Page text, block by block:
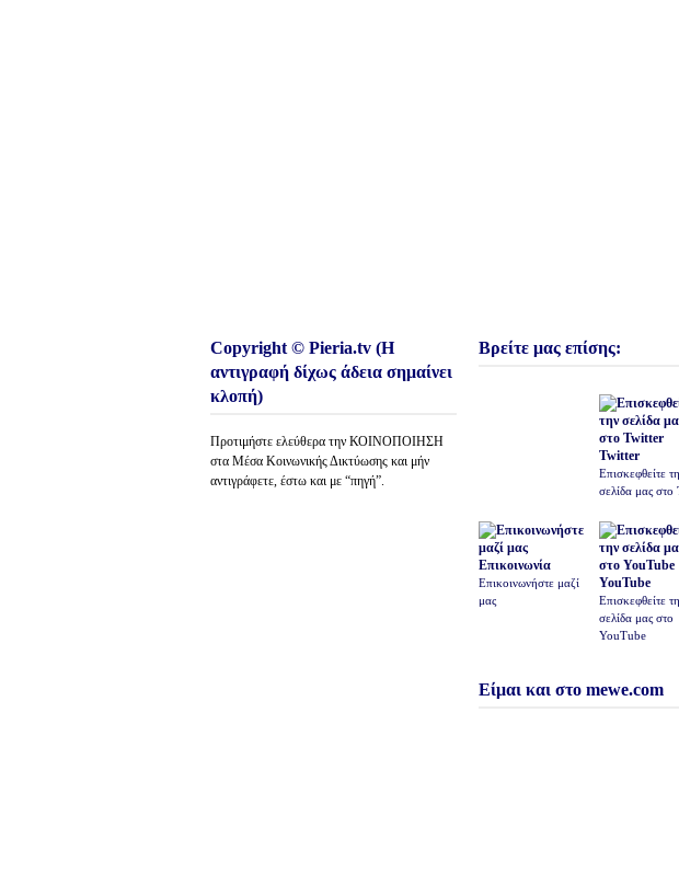
Copyright © Pieria.tv (Η
αντιγραφή δίχως άδεια σημαίνει
κλοπή)
Προτιμήστε ελεύθερα την ΚΟΙΝΟΠΟΙΗΣΗ
στα Μέσα Κοινωνικής Δικτύωσης και μήν
αντιγράφετε, έστω και με “πηγή”.
Βρείτε μας επίσης:
Twitter
Επισκεφθείτε
σελίδα μας στο
Επικοινωνία
Επικοινωνήστε μαζί
μας
YouTube
Επισκεφθείτε
σελίδα μας στο
YouTube
Είμαι και στο mewe.com